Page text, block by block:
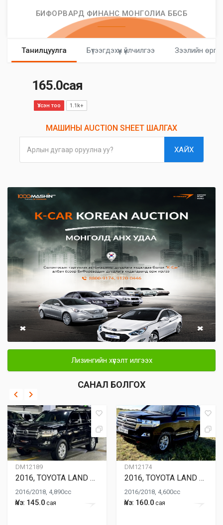
БИФОРВАРД ФИНАНС МОНГОЛИА ББСБ
Танилцуулга Бүтээгдэхүүн үйлчилгээ Зээлийн
165.0сая
Үзсэн тоо 1.1k+
МАШИНЫ AUCTION SHEET ШАЛГАХ
Арлын дугаар оруулна уу? ХАЙХ
Лизингийн хүсэлт илгээх
САНАЛ БОЛГОХ
DM12189
2016, TOYOTA LAND CRUISER 200
2016/2018, 4,890cc
Үнэ: 145.0 сая
DM12174
2016, TOYOTA LAND CRUISER 200
2016/2018, 4,600cc
Үнэ: 160.0 сая